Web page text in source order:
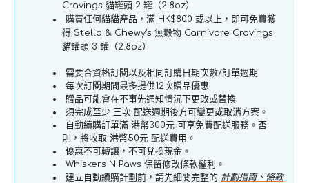
增
加
Cravings 貓罐頭 2 罐（2.8oz）
購買任何貓貓產品，滿 HK$800 或以上，即可免費獲
得 Stella & Chewy's 無穀物 Carnivore Cravings
貓罐頭 3 罐（2.8oz）
需要合資格訂閱以及相同訂購日期次數/訂單週期
每次訂閱期間最多提供12次贈品優惠
贈品可能會在不事先通知情況下更改或替換
須完成至少 三次 配送週期後方可變更或取消方案。
自動續購訂單滿 港幣300元 可享免費配送服務。否
則，將收取 港幣50元 配送費用。
優惠不可轉讓，不可兌換現金。
Whiskers N Paws 保留修改條款權利。
建立自動續購計劃前，請先細閱完整的 計劃指南、條款